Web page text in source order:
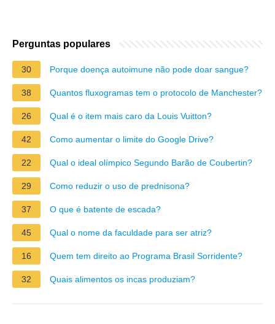
Perguntas populares
30 Porque doença autoimune não pode doar sangue?
38 Quantos fluxogramas tem o protocolo de Manchester?
26 Qual é o item mais caro da Louis Vuitton?
42 Como aumentar o limite do Google Drive?
22 Qual o ideal olímpico Segundo Barão de Coubertin?
29 Como reduzir o uso de prednisona?
37 O que é batente de escada?
45 Qual o nome da faculdade para ser atriz?
16 Quem tem direito ao Programa Brasil Sorridente?
32 Quais alimentos os incas produziam?